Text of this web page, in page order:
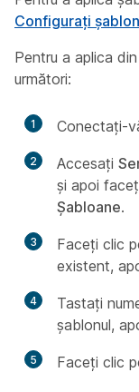
Configurați
Pentru a aplica
următori:
1 Conectați-
2 Accesați
și apoi
Șabloane.
3
Faceți clic
existent,
4
Tastați
șablonul,
5 Faceți clic